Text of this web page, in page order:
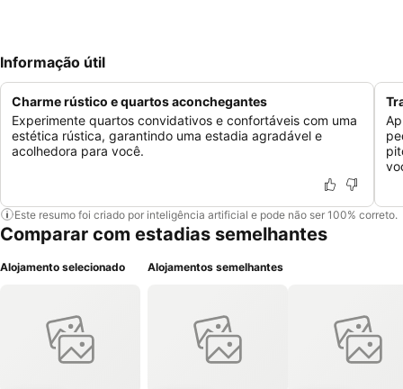
Informação útil
Charme rústico e quartos aconchegantes
Experimente quartos convidativos e confortáveis com uma
estética rústica, garantindo uma estadia agradável e
acolhedora para você.
Este resumo foi criado por inteligência artificial e pode não ser 100% correto.
Comparar com estadias semelhantes
Alojamento selecionado Alojamentos semelhantes